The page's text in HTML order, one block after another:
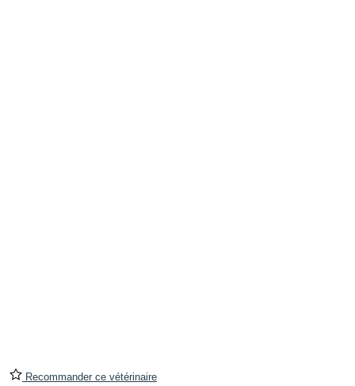
Recommander ce vétérinaire